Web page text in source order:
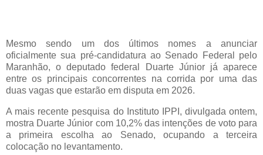
Mesmo sendo um dos últimos nomes a anunciar
oficialmente sua pré-candidatura ao Senado Federal pelo
Maranhão, o deputado federal Duarte Júnior já aparece
entre os principais concorrentes na corrida por uma das
duas vagas que estarão em disputa em 2026.
A mais recente pesquisa do Instituto IPPI, divulgada ontem,
mostra Duarte Júnior com 10,2% das intenções de voto para
a primeira escolha ao Senado, ocupando a terceira
colocação no levantamento.